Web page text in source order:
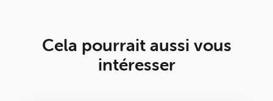
Cela pourrait aussi vous
intéresser